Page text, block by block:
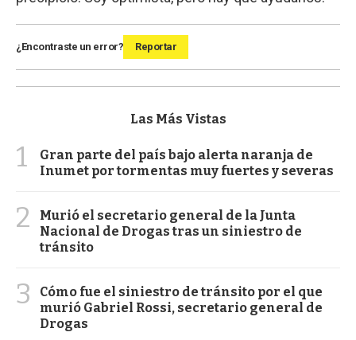
¿Encontraste un error? Reportar
Las Más Vistas
1
Gran parte del país bajo alerta naranja de
Inumet por tormentas muy fuertes y severas
2
Murió el secretario general de la Junta
Nacional de Drogas tras un siniestro de
tránsito
3
Cómo fue el siniestro de tránsito por el que
murió Gabriel Rossi, secretario general de
Drogas